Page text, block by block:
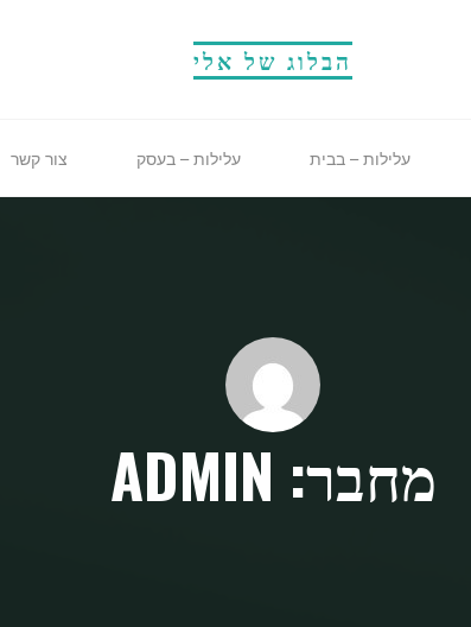
הבלוג של אלי
עלילות – בבית עלילות – בעסק צור קשר
מחבר: ADMIN